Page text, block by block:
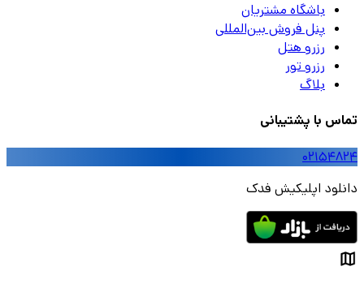
باشگاه مشتریان
پنل فروش بین‌المللی
رزرو هتل
رزرو تور
بلاگ
تماس با پشتیبانی
۰۲۱۵۴۸۲۴
دانلود اپلیکیش فدک